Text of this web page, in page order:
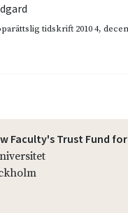
tidskrift 2010 4,
Faculty's Trust Fund